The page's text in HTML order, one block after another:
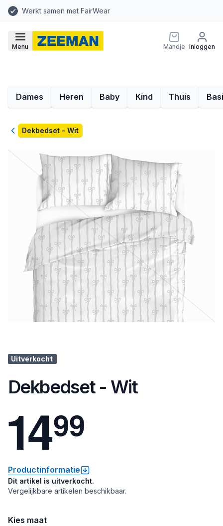
Werkt samen met FairWear
Menu Mandje Inloggen
Dames Heren Baby Kind Thuis
TerugDekbedset - Wit
Uitverkocht
Dekbedset - Wit
1499
Productinformatie
Dit artikel is uitverkocht.
Vergelijkbare artikelen beschikbaar.
Kies maat